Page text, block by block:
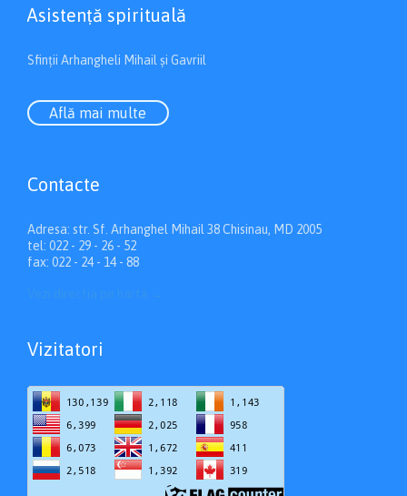
Asistenţă spirituală
Sfinții Arhangheli Mihail și Gavriil
Află mai multe
Contacte
Adresa: str. Sf. Arhanghel Mihail 38 Chisinau, MD 2005
tel: 022 - 29 - 26 - 52
fax: 022 - 24 - 14 - 88
Vizitatori